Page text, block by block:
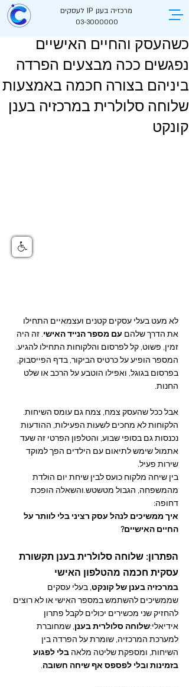
מרכזיה בענן IP לעסקים
03-3000000
כשהעסק והחיים האישיים
נפגשים ככה מבצעים הפרדה
ביניהם בצורה חכמה באמצעות
שלוחה סלולרית במרכזיה בענן
קונקט
לא מעט בעלי עסקים קטנים ועצמאיים התחילו
את הדרך שלהם עם מספר הנייד האישי. זה היה
זמין, פשוט, קל לפרסום והלקוחות התחילו להגיע.
המספר הופיע על כרטיס הביקור, בדף הפייסבוק,
בפרסום בגוגל, ואפילו הוטבע על הרכב או שלט
החנות.
אבל ככל שהעסק צמח, צמח גם עומס השיחות.
הלקוחות לא מחכים לשעות הפעילות, ההודעות
נכנסות גם בסופי שבוע, והטלפון הפרטי זה שעד
אתמול שימש לתיאום עם הילדים הפך למוקד
שירות פעיל.
בין שיחה מלקוח כועס לבין שיחת יום הולדת
מהמשפחה, הגבול מטשטש.והשאלה הופכת
דחופה:
איך ממשיכים לנהל עסק רציני בלי לוותר על
החיים האישיים?
הפתרון: שלוחה סלולרית בענן תקשורת
עסקית חכמה מהטלפון האישי
במרכזיה בענן של קונקט, בעלי עסקים
שממשיכים להשתמש במספר האישי או לא רוצים
להחזיק שני מכשירים יכולים לקבל פתרון
אידיאלי:שלוחה סלולרית בענן, שמחוברת
למערכת המרכזיה, שומרת על הפרדה בין
השיחות, ומספקת שליטה מלאה בלי לפגוע
בזמינות ובלי לפספס אף שיחה חשובה.